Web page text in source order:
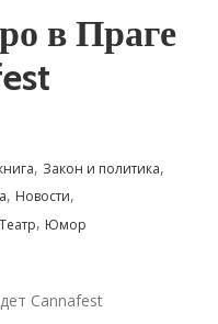
в Праге
, Закон и политика,
, Новости,
Театр, Юмор